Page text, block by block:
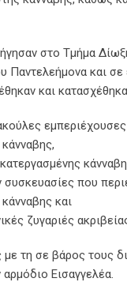
στο Τμήμα
Παντελεήμονα και σε
και
συσκευασίες που
και
ζυγαριές
τη σε βάρος τους
Εισαγγελέα.